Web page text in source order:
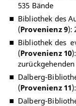
535 Bände
Bibliothek des
(Provenienz 9):
Bibliothek des
(Provenienz 10
Dalberg-
(Provenienz 11
Dalberg-